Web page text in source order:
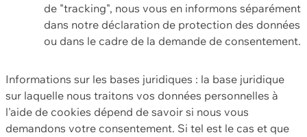
de "tracking", nous vous en informons séparément
dans notre déclaration de protection des données
ou dans le cadre de la demande de consentement.
Informations sur les bases juridiques : la base juridique
sur laquelle nous traitons vos données personnelles à
l'aide de cookies dépend de savoir si nous vous
demandons votre consentement. Si tel est le cas et que